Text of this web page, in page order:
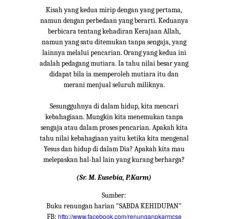
Kisah yang kedua mirip dengan yang pertama,
namun dengan perbedaan yang berarti. Keduanya
berbicara tentang kehadiran Kerajaan Allah,
namun yang satu ditemukan tanpa sengaja, yang
lainnya melalui pencarian. Orang yang kedua ini
adalah pedagang mutiara. Ia tahu nilai besar yang
didapat bila ia memperoleh mutiara itu dan
merani menjual seluruh miliknya.
Sesungguhnya di dalam hidup, kita mencari
kebahagiaan. Mungkin kita menemukan tanpa
sengaja atau dalam proses pencarian. Apakah kita
tahu nilai kebahagiaan yaitu ketika kita mengenal
Yesus dan hidup di dalam Dia? Apakah kita mau
melepaskan hal-hal lain yang kurang berharga?
(Sr. M. Eusebia, P.Karm)
Sumber:
Buku renungan harian "SABDA KEHIDUPAN"
FB: http://www.facebook.com/renunganpkarmcse